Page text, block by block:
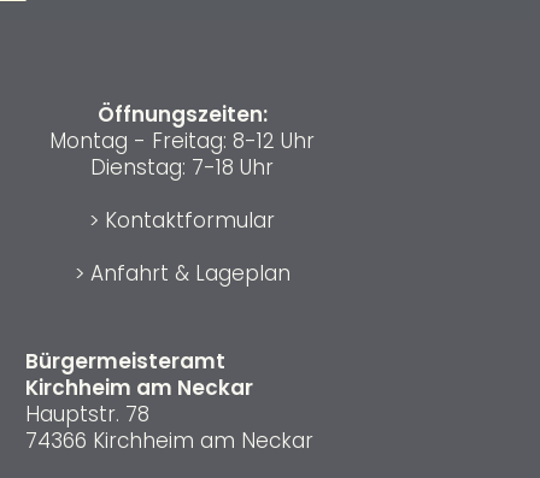
Bürgermeisteramt
Kirchheim am Neckar
Hauptstr. 78
74366 Kirchheim am Neckar
Öffnungszeiten:
Montag - Freitag: 8-12 Uhr
Dienstag: 7-18 Uhr
> Kontaktformular
> Anfahrt & Lageplan